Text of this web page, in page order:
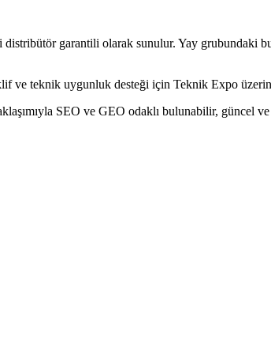
garantili olarak sunulur. Yay grubundaki
teknik uygunluk desteği için Teknik Expo
SEO ve GEO odaklı bulunabilir, güncel ve